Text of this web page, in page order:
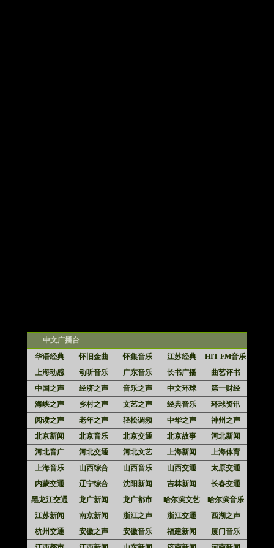
中文广播台
华语经典
怀旧金曲 怀集音乐 江苏经典
HIT FM音乐
上海动感
动听音乐 广东音乐 长书广播
曲艺评书
中国之声
经济之声 音乐之声 中文环球
第一财经
海峡之声
乡村之声 文艺之声 经典音乐
环球资讯
阅读之声
老年之声 轻松调频 中华之声
神州之声
北京新闻
北京音乐 北京交通 北京故事
河北新闻
河北音广
河北交通 河北文艺 上海新闻
上海体育
上海音乐
山西综合 山西音乐 山西交通
太原交通
内蒙交通
辽宁综合 沈阳新闻 吉林新闻
长春交通
黑龙江交通
龙广新闻 龙广都市 哈尔滨文艺
哈尔滨音乐
江苏新闻
南京新闻 浙江之声 浙江交通
西湖之声
杭州交通
安徽之声 安徽音乐 福建新闻
厦门音乐